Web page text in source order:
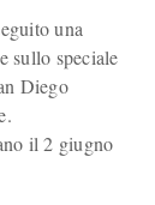
una
sullo speciale
Diego
il 2 giugno